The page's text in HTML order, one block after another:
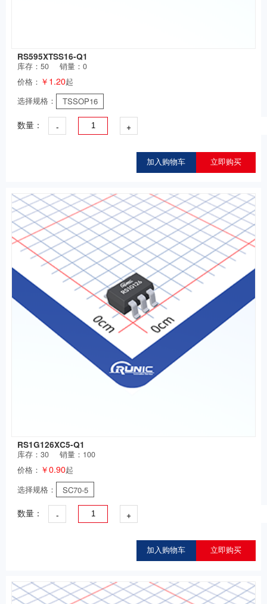
RS595XTSS16-Q1
库存：50
销量：0
价格： ￥1.20起
选择规格：
TSSOP16
数量： - +
加入购物车 立即购买
RS1G126XC5-Q1
库存：30
销量：100
价格： ￥0.90起
选择规格：
SC70-5
数量： - +
加入购物车 立即购买